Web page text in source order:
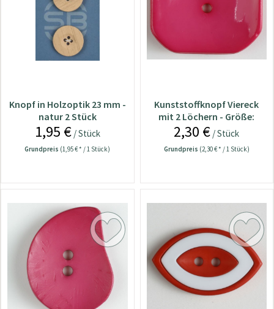
Knopf in Holzoptik 23 mm -
natur 2 Stück
1,95 €/ Stück
Grundpreis (1,95 € * / 1 Stück)
Kunststoffknopf Viereck
mit 2 Löchern - Größe:
40mm
2,30 € / Stück
Grundpreis (2,30 € * / 1 Stück)